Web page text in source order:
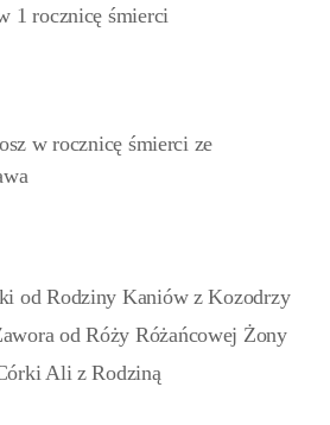
1 rocznicę śmierci
w rocznicę śmierci ze
od Rodziny Kaniów z Kozodrzy
od Róży Różańcowej Żony
Ali z Rodziną